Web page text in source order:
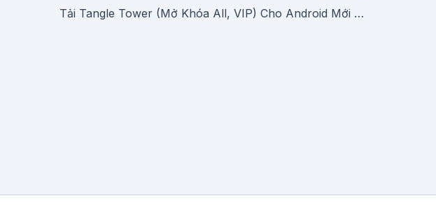
Tải Tangle Tower (Mở Khóa All, VIP) Cho Android Mới Nhất